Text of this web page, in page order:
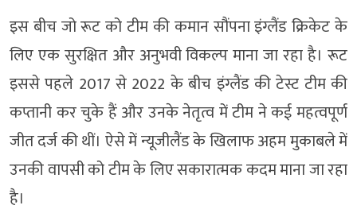
इस बीच जो रूट को टीम की कमान सौंपना इंग्लैंड क्रिकेट के
लिए एक सुरक्षित और अनुभवी विकल्प माना जा रहा है। रूट
इससे पहले 2017 से 2022 के बीच इंग्लैंड की टेस्ट टीम की
कप्तानी कर चुके हैं और उनके नेतृत्व में टीम ने कई महत्वपूर्ण
जीत दर्ज की थीं। ऐसे में न्यूजीलैंड के खिलाफ अहम मुकाबले में
उनकी वापसी को टीम के लिए सकारात्मक कदम माना जा रहा
है।